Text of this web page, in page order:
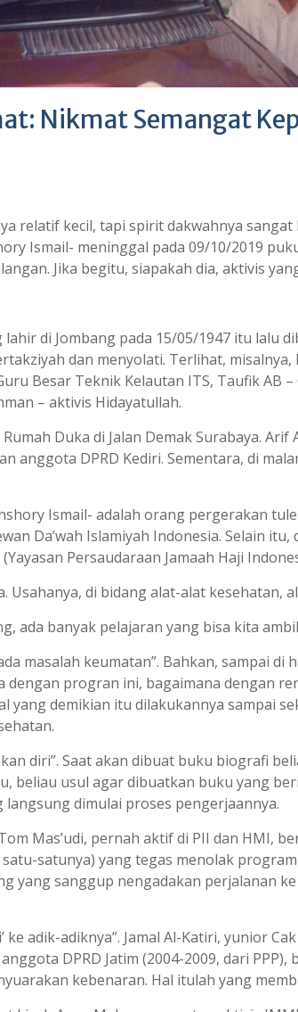
Nikmat Semangat
relatif kecil, tapi spirit dakwahnya
Ismail- meninggal pada 09/10/2019
Jika begitu, siapakah dia, aktivis
di Jombang pada 15/05/1947 itu lalu
dan menyolati. Terlihat,
Besar Teknik Kelautan ITS, Taufik
– aktivis Hidayatullah.
Duka di Jalan Demak Surabaya.
anggota DPRD Kediri. Sementara, di
Ismail- adalah orang pergerakan
Da’wah Islamiyah Indonesia. Selain
Persaudaraan Jamaah Haji
Usahanya, di bidang alat-alat
ada banyak pelajaran yang bisa kita
masalah keumatan”. Bahkan, sampai
progran ini, bagaimana dengan
yang demikian itu dilakukannya sampai
diri”. Saat akan dibuat buku biografi
beliau usul agar dibuatkan buku yang
langsung dimulai proses pengerjaannya.
Mas’udi, pernah aktif di PII dan HMI,
satunya) yang tegas menolak
yang sanggup nengadakan perjalanan
ke adik-adiknya”. Jamal Al-Katiri, yunior
DPRD Jatim (2004-2009, dari
kebenaran. Hal itulah yang